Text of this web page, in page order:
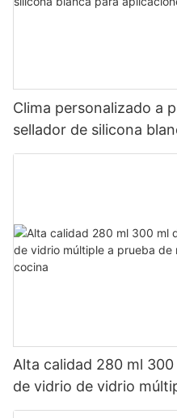
Clima personalizado a
sellador de silicona
baño de cocina
Alta calidad 280 ml
de vidrio de vidrio
meteorológico para